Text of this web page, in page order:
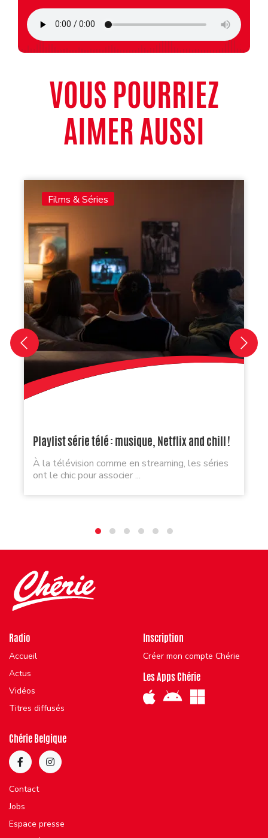
VOUS POURRIEZ
AIMER AUSSI
Films & Séries
Playlist série télé : musique, Netflix and chill !
À la télévision comme en streaming, les séries
ont le chic pour associer ...
Radio
Accueil
Actus
Vidéos
Titres diffusés
Inscription
Créer mon compte Chérie
Les Apps Chérie
Chérie Belgique
Contact
Jobs
Espace presse